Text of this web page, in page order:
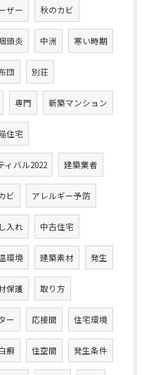
ザー 秋のカビ
頭炎 中洲 寒い時期
団 別荘
専門 新築マンション
住宅
ィバル2022 建築業者
ビ アレルギー予防
入れ 中古住宅
環境 建築素材 発生
保護 取り方
ー 応接間 住宅環境
癬 住空間 発生条件